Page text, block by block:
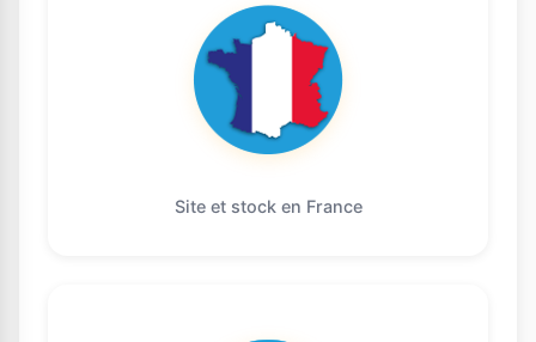
Site et stock en France